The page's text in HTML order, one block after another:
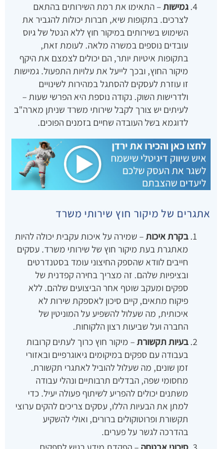
גמישות– התאימו את רמת השירותים בהתאם
לצרכים. בתקופות שיא, חברות יכולות להגביר את
השימוש בשירותים במיקור חוץ ללא הנטל של גיוס
עובדים נוספים במשרה מלאה. לעומת זאת,
בתקופות איטיות יותר, הם יכולים לצמצם את היקף
מיקור החוץ, ובכך לייעל את עלויות התפעול. גמישות
זו עוזרת לעסקים להסתגל במהירות לשינויים
ולדרישות השוק. נקודה נוספת היא הפרשי שעות –
לעיתים יש צורך לקבל שירותי משרד שניתן מארה"ב
לדוגמא בשל העובדה שחיים בזמנים הפוכים.
אתגרים של מיקור חוץ שירותי משרד
בקרת איכות– שמירה על איכות עקבית יכולה להיות
מאתגרת בעת מיקור חוץ של שירותי משרד. עסקים
חייבים לוודא שהספק החיצוני עומד בסטנדרטים
ובציפיות שלהם. זה מצריך בחירה קפדנית של
ספקים ומעקב שוטף אחר הביצועים שלהם. ללא
פיקוח מתאים, קיים סיכון לאספקת שירות לא
איכותית, מה שעלול להשפיע על המוניטין של
החברה ועל שביעות רצון הלקוחות.
בעיות תקשורת– מיקור חוץ כרוך לעתים קרובות
בעבודה עם ספקים במיקומים גיאוגרפיים ובאזורי
זמן שונים, מה שעלול להוביל לאתגרי תקשורת.
מחסומי שפה, הבדלים תרבותיים ונהלי עבודה
משתנים יכולים להפריע לשיתוף פעולה יעיל. כדי
למתן את הבעיות הללו, עסקים צריכים להקים ערוצי
תקשורת ופרוטוקולים ברורים, ואולי להשקיע
בהדרכה לגשר על פערים.